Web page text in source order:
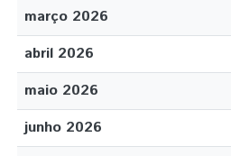
março 2026
abril 2026
maio 2026
junho 2026